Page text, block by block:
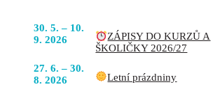
30. 5. – 10.
9. 2026
ZÁPISY DO KURZŮ A
ŠKOLIČKY 2026/27
27. 6. – 30.
8. 2026
Letní prázdniny